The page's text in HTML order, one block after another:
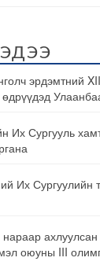
эрдэмтний
Их Сургууль
Их Сургуулийн
оюуны III